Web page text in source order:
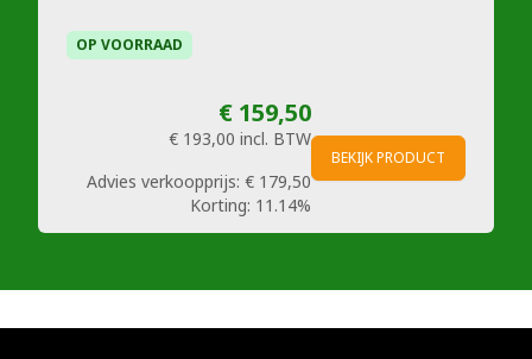
OP VOORRAAD
€ 159,50
€ 193,00 incl. BTW
Advies verkoopprijs: € 179,50
Korting: 11.14%
BEKIJK PRODUCT